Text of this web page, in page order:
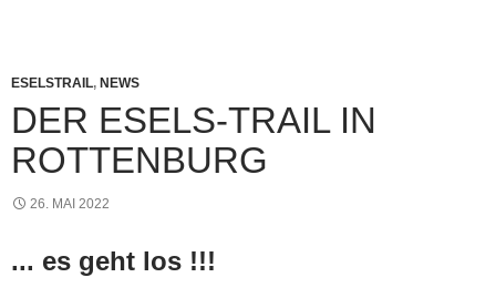
ESELSTRAIL, NEWS
DER ESELS-TRAIL IN
ROTTENBURG
26. MAI 2022
... es geht los !!!